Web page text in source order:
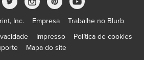
Inc. Empresa
Trabalhe no Blurb
Impresso
Política de cookies
Mapa do site